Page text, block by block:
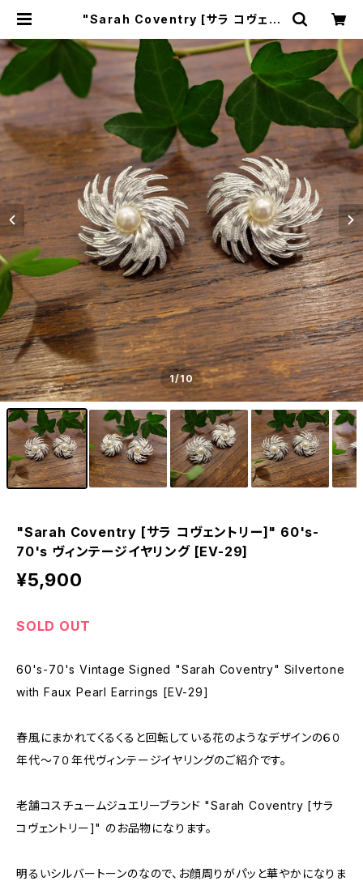
"Sarah Coventry [サラ コヴェン
ヤリング [EV-29] | miñangos we
b shop
1/10
"Sarah Coventry [サラ コヴェントリー]" 60's-
70's ヴィンテージイヤリング [EV-29]
¥5,900
SOLD OUT
60's-70's Vintage Signed "Sarah Coventry" Silvertone
with Faux Pearl Earrings [EV-29]
春風にまかれてくるくると回転している花のようなデザインの６０
年代〜７０年代ヴィンテージイヤリングのご紹介です。
老舗コスチュームジュエリーブランド "Sarah Coventry [サラ
コヴェントリー]" のお品物になります。
明るいシルバートーンのなので、お顔周りがパッと華やかになりま